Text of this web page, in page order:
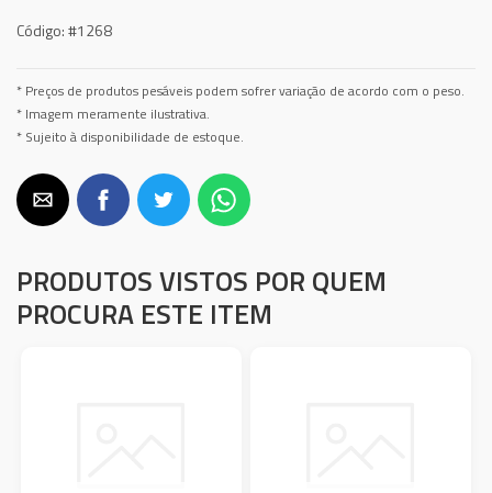
Código:#1268
* Preços de produtos pesáveis podem sofrer variação de acordo com o peso.
* Imagem meramente ilustrativa.
* Sujeito à disponibilidade de estoque.
PRODUTOS VISTOS POR QUEM
PROCURA ESTE ITEM